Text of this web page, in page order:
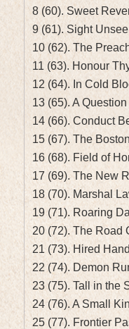
8 (60). Sweet
9 (61). Sight
10 (62). The
11 (63). Honour
12 (64). In Cold
13 (65). A
14 (66). Conduct
15 (67). The
16 (68). Field of
17 (69). The New
18 (70). Marshal
19 (71). Roaring
20 (72). The Road
21 (73). Hired
22 (74). Demon
23 (75). Tall in
24 (76). A Small
25 (77). Frontier